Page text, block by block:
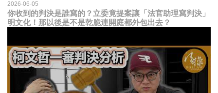
2026-06-05
你收到的判決是誰寫的？立委竟提案讓「法官助理寫判決」
明文化！那以後是不是乾脆連開庭都外包出去？